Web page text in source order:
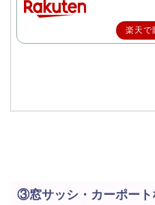
楽天で
③窓サッシ・カーポート